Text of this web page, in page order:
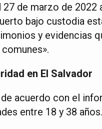
27 de marzo de
bajo custodia
y evidencias
en El Salvador
acuerdo con el
entre 18 y 38 años.